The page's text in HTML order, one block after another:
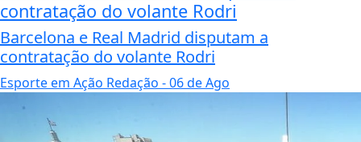
contratação do volante Rodri
Barcelona e Real Madrid disputam a
contratação do volante Rodri
Esporte em Ação Redação - 06 de Ago